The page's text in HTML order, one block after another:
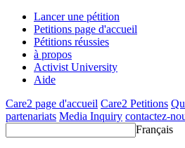
Lancer une pétition
Petitions page d'accueil
Pétitions réussies
à propos
Activist University
Aide
Care2 page d'accueil Care2 Petitions
partenariats Media Inquiry contactez-
Français